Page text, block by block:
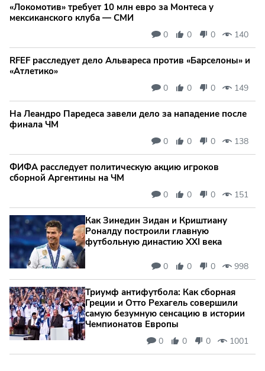
«Локомотив» требует 10 млн евро за Монтеса у
мексиканского клуба — СМИ
0 0 0 140
RFEF расследует дело Альвареса против «Барселоны» и
«Атлетико»
0 0 0 149
На Леандро Паредеса завели дело за нападение после
финала ЧМ
0 0 0 138
ФИФА расследует политическую акцию игроков
сборной Аргентины на ЧМ
0 0 0 151
Как Зинедин Зидан и Криштиану
Роналду построили главную
футбольную династию XXI века
0 0 0 998
Триумф антифутбола: Как сборная
Греции и Отто Рехагель совершили
самую безумную сенсацию в истории
Чемпионатов Европы
0 0 0 1001